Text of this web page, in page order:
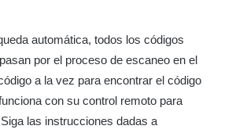
automática, todos los códigos
por el proceso de escaneo en el
a la vez para encontrar el código
con su control remoto para
las instrucciones dadas a